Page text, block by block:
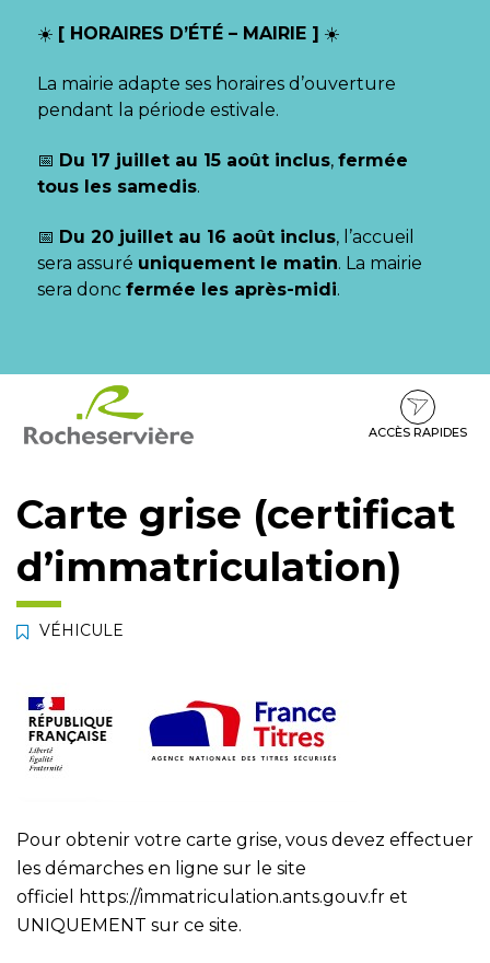
☀️ [ HORAIRES D’ÉTÉ – MAIRIE ] ☀️
La mairie adapte ses horaires d’ouverture
pendant la période estivale.
📅 Du 17 juillet au 15 août inclus, fermée
tous les samedis.
📅 Du 20 juillet au 16 août inclus, l’accueil
sera assuré uniquement le matin. La mairie
sera donc fermée les après-midi.
contenu
pied
ACCÈS RAPIDES
Carte grise (certificat
d’immatriculation)
VÉHICULE
Pour obtenir votre carte grise, vous devez effectuer
les démarches en ligne sur le site
officiel
https://immatriculation.ants.gouv.fr et
UNIQUEMENT sur ce site.